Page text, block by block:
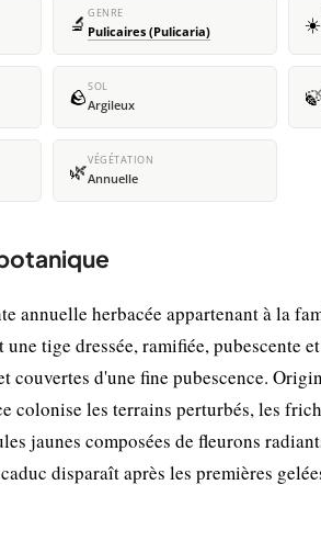
🔬 GENRE
Pulicaires (Pulicaria) ☀️
🪨SOL
Argileux 🍃
🌿VÉGÉTATION
Annuelle
annuelle herbacée appartenant à la
tige dressée, ramifiée, pubescente
d'une fine pubescence.
colonise les terrains perturbés, les
jaunes composées de fleurons
disparaît après les premières